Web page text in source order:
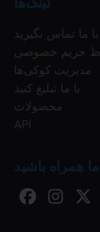
با ما تماس بگیرید
حریم خصوصی
مدیریت کوکی‌ها
با ما تبلیغ کنید
محصولات
API
ما همراه باشید